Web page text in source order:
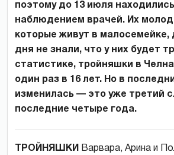
поэтому до 13 июля
наблюдением врачей. Их
которые живут в малосемейке,
дня не знали, что у них будет
статистике, тройняшки в
один раз в 16 лет. Но в
изменилась — это уже третий
последние четыре года.
ТРОЙНЯШКИ
Варвара, Арина и